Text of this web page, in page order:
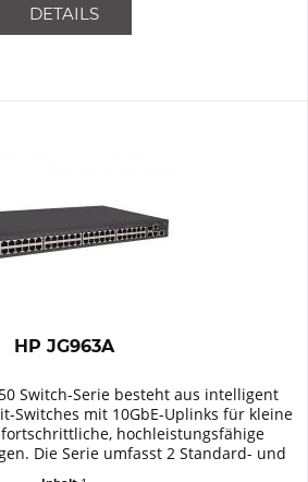
DETAILS
HP JG963A
Switch-Serie besteht aus intelligent
Switches mit 10GbE-Uplinks für kleine
hochleistungsfähige
Die Serie umfasst 2 Standard- und